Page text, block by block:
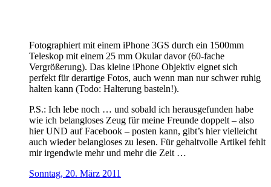
Fotographiert mit einem iPhone 3GS durch ein 1500mm
Teleskop mit einem 25 mm Okular davor (60-fache
Vergrößerung). Das kleine iPhone Objektiv eignet sich
perfekt für derartige Fotos, auch wenn man nur schwer ruhig
halten kann (Todo: Halterung basteln!).
P.S.: Ich lebe noch … und sobald ich herausgefunden habe
wie ich belangloses Zeug für meine Freunde doppelt – also
hier UND auf Facebook – posten kann, gibt’s hier vielleicht
auch wieder belangloses zu lesen. Für gehaltvolle Artikel fehlt
mir irgendwie mehr und mehr die Zeit …
Sonntag, 20. März 2011